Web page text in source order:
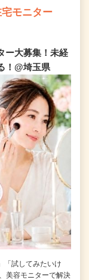
モニター
ー大募集！未経
！@埼玉県
「試してみたいけ
美容モニターで解決